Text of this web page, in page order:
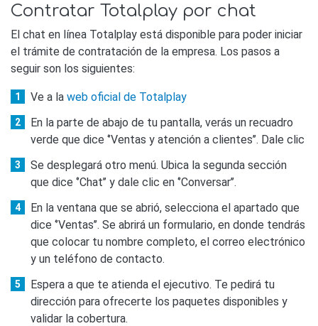
Contratar Totalplay por chat
El chat en línea Totalplay está disponible para poder iniciar
el trámite de contratación de la empresa. Los pasos a
seguir son los siguientes:
Ve a la web oficial de Totalplay
En la parte de abajo de tu pantalla, verás un recuadro
verde que dice ‘’Ventas y atención a clientes’’. Dale clic
Se desplegará otro menú. Ubica la segunda sección
que dice ‘’Chat’’ y dale clic en ‘’Conversar’’.
En la ventana que se abrió, selecciona el apartado que
dice ‘’Ventas’’. Se abrirá un formulario, en donde tendrás
que colocar tu nombre completo, el correo electrónico
y un teléfono de contacto.
Espera a que te atienda el ejecutivo. Te pedirá tu
dirección para ofrecerte los paquetes disponibles y
validar la cobertura.